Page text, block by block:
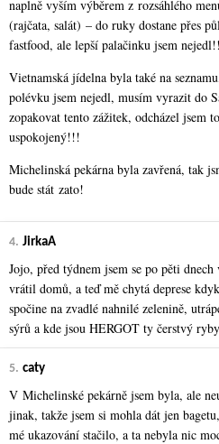
naplně vyším výběrem z rozsáhlého
(rajčata, salát) – do ruky dostane přes
fastfood, ale lepší palačinku jsem
Vietnamská jídelna byla také na
polévku jsem nejedl, musím vyrazit do
zopakovat tento zážitek, odcházel jsem
uspokojený!!!
Michelinská pekárna byla zavřená, tak
bude stát zato!
4. JirkaA
Jojo, před týdnem jsem se po pěti
vrátil domů, a teď mě chytá deprese
spočine na zvadlé nahnilé zelenině,
sýrů a kde jsou HERGOT ty čerstvý
5. caty
V Michelinské pekárně jsem byla, ale
jinak, takže jsem si mohla dát jen
mé ukazování stačilo, a ta nebyla nic